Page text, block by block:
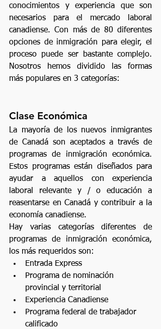
conocimientos y experiencia que son
necesarios para el mercado laboral
canadiense. Con más de 80 diferentes
opciones de inmigración para elegir, el
proceso puede ser bastante complejo.
Nosotros hemos dividido las formas
más populares en 3 categorías:
Clase Económica
La mayoría de los nuevos inmigrantes
de Canadá son aceptados a través de
programas de inmigración económica.
Estos programas están diseñados para
ayudar a aquellos con experiencia
laboral relevante y / o educación a
reasentarse en Canadá y contribuir a la
economía canadiense.
Hay varias categorías diferentes de
programas de inmigración económica,
los más requeridos son:
Entrada Express
Programa de nominación
provincial y territorial
Experiencia Canadiense
Programa federal de trabajador
calificado